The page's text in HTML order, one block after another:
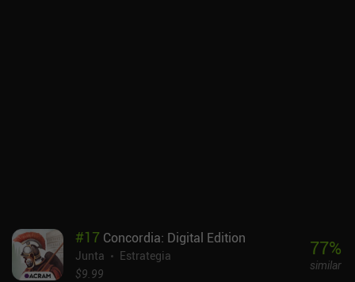
#17 Concordia: Digital Edition
Junta
Estrategia
$9.99
77%
similar